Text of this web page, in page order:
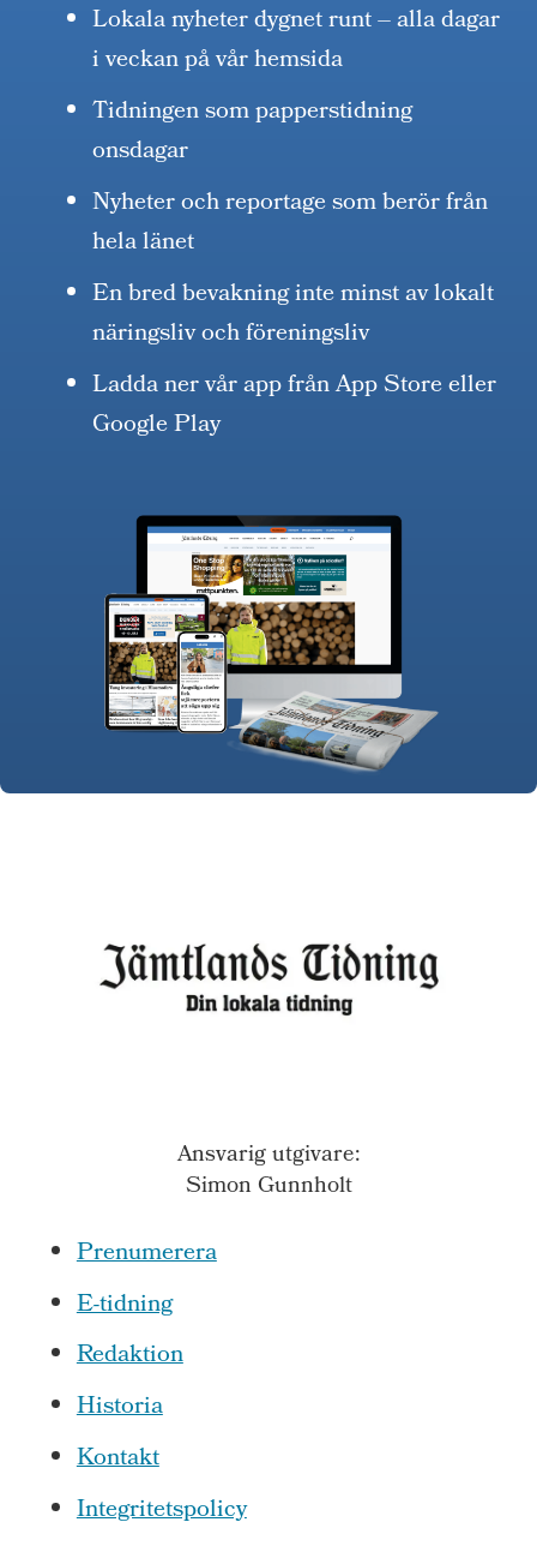
Lokala nyheter dygnet runt – alla dagar
i veckan på vår hemsida
Tidningen som papperstidning
onsdagar
Nyheter och reportage som berör från
hela länet
En bred bevakning inte minst av lokalt
näringsliv och föreningsliv
Ladda ner vår app från App Store eller
Google Play
Ansvarig utgivare:
Simon Gunnholt
Prenumerera
E-tidning
Redaktion
Historia
Kontakt
Integritetspolicy